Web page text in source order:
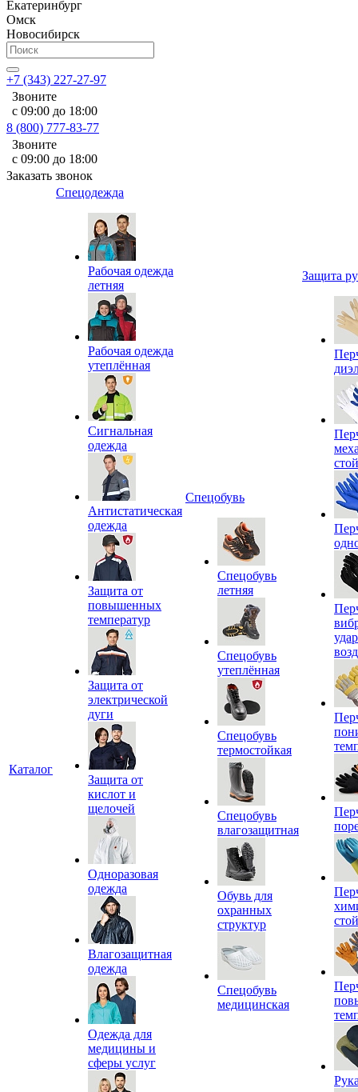
Екатеринбург
Омск
Новосибирск
+7 (343) 227-27-97
Звоните
с 09:00 до 18:00
8 (800) 777-83-77
Звоните
с 09:00 до 18:00
Заказать звонок
Каталог
Спецодежда
Рабочая одежда
летняя
Рабочая одежда
утеплённая
Сигнальная
одежда
Антистатическая
одежда
Защита от
повышенных
температур
Защита от
электрической
дуги
Защита от
кислот и
щелочей
Одноразовая
одежда
Влагозащитная
одежда
Одежда для
медицины и
сферы услуг
Спецобувь
Спецобувь
летняя
Спецобувь
утеплённая
Спецобувь
термостойкая
Спецобувь
влагозащитная
Обувь для
охранных
структур
Спецобувь
медицинская
Защита